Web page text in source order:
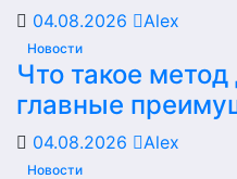
04.08.2026 Alex
Новости
Что такое
главные
04.08.2026 Alex
Новости